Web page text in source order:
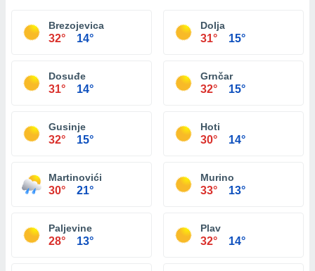
Brezojevica
32° 14°
Dolja
31° 15°
Dosuđe
31° 14°
Grnčar
32° 15°
Gusinje
32° 15°
Hoti
30° 14°
Martinovići
30° 21°
Murino
33° 13°
Paljevine
28° 13°
Plav
32° 14°